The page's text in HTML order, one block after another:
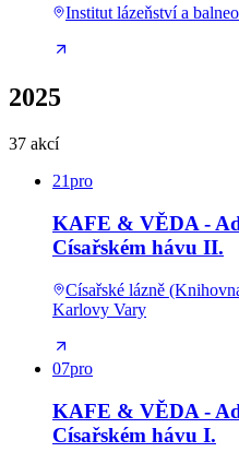
Institut lázeňství a
2025
37 akcí
21pro
KAFE & VĚDA -
Císařském hávu II.
Císařské lázně
Karlovy Vary
07pro
KAFE & VĚDA -
Císařském hávu I.